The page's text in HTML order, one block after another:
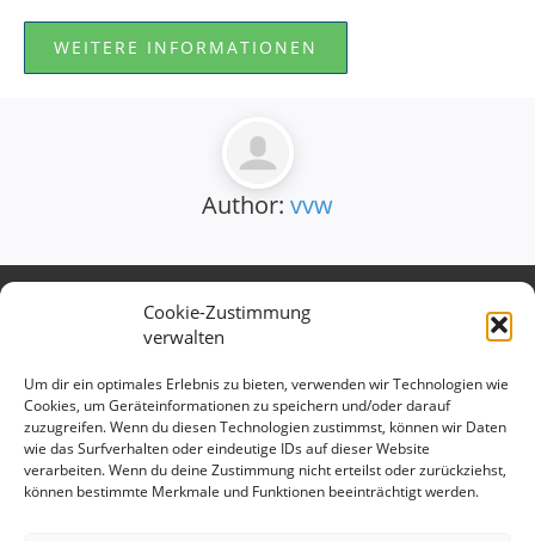
Cookie-Zustimmung
verwalten
Um dir ein optimales Erlebnis zu bieten, verwenden wir Technologien wie
Cookies, um Geräteinformationen zu speichern und/oder darauf
zuzugreifen. Wenn du diesen Technologien zustimmst, können wir Daten
wie das Surfverhalten oder eindeutige IDs auf dieser Website
verarbeiten. Wenn du deine Zustimmung nicht erteilst oder zurückziehst,
können bestimmte Merkmale und Funktionen beeinträchtigt werden.
WEITERE INFORMATIONEN
Author: vvw
Verband des Württembergischen
Verkehrsgewerbes e.V.
Telefon: 0711 699 897 15
E-Mail:info@vv-wuerttemberg.de
Geschäftsstelle